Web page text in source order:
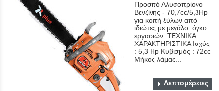
Προσιτό Αλυσοπρίονο
Βενζίνης - 70,7cc/5,3Hp
για κοπή ξύλων από
ιδιώτες με μεγάλο όγκο
εργασιών. ΤΕΧΝΙΚΑ
ΧΑΡΑΚΤΗΡΙΣΤΙΚΑ Ισχύς
: 5,3 Hp Κυβισμός : 72cc
Μήκος λάμας...
Λεπτομέρειες